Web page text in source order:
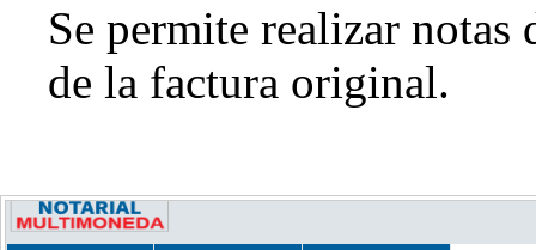
Se permite realizar notas
de la factura original.